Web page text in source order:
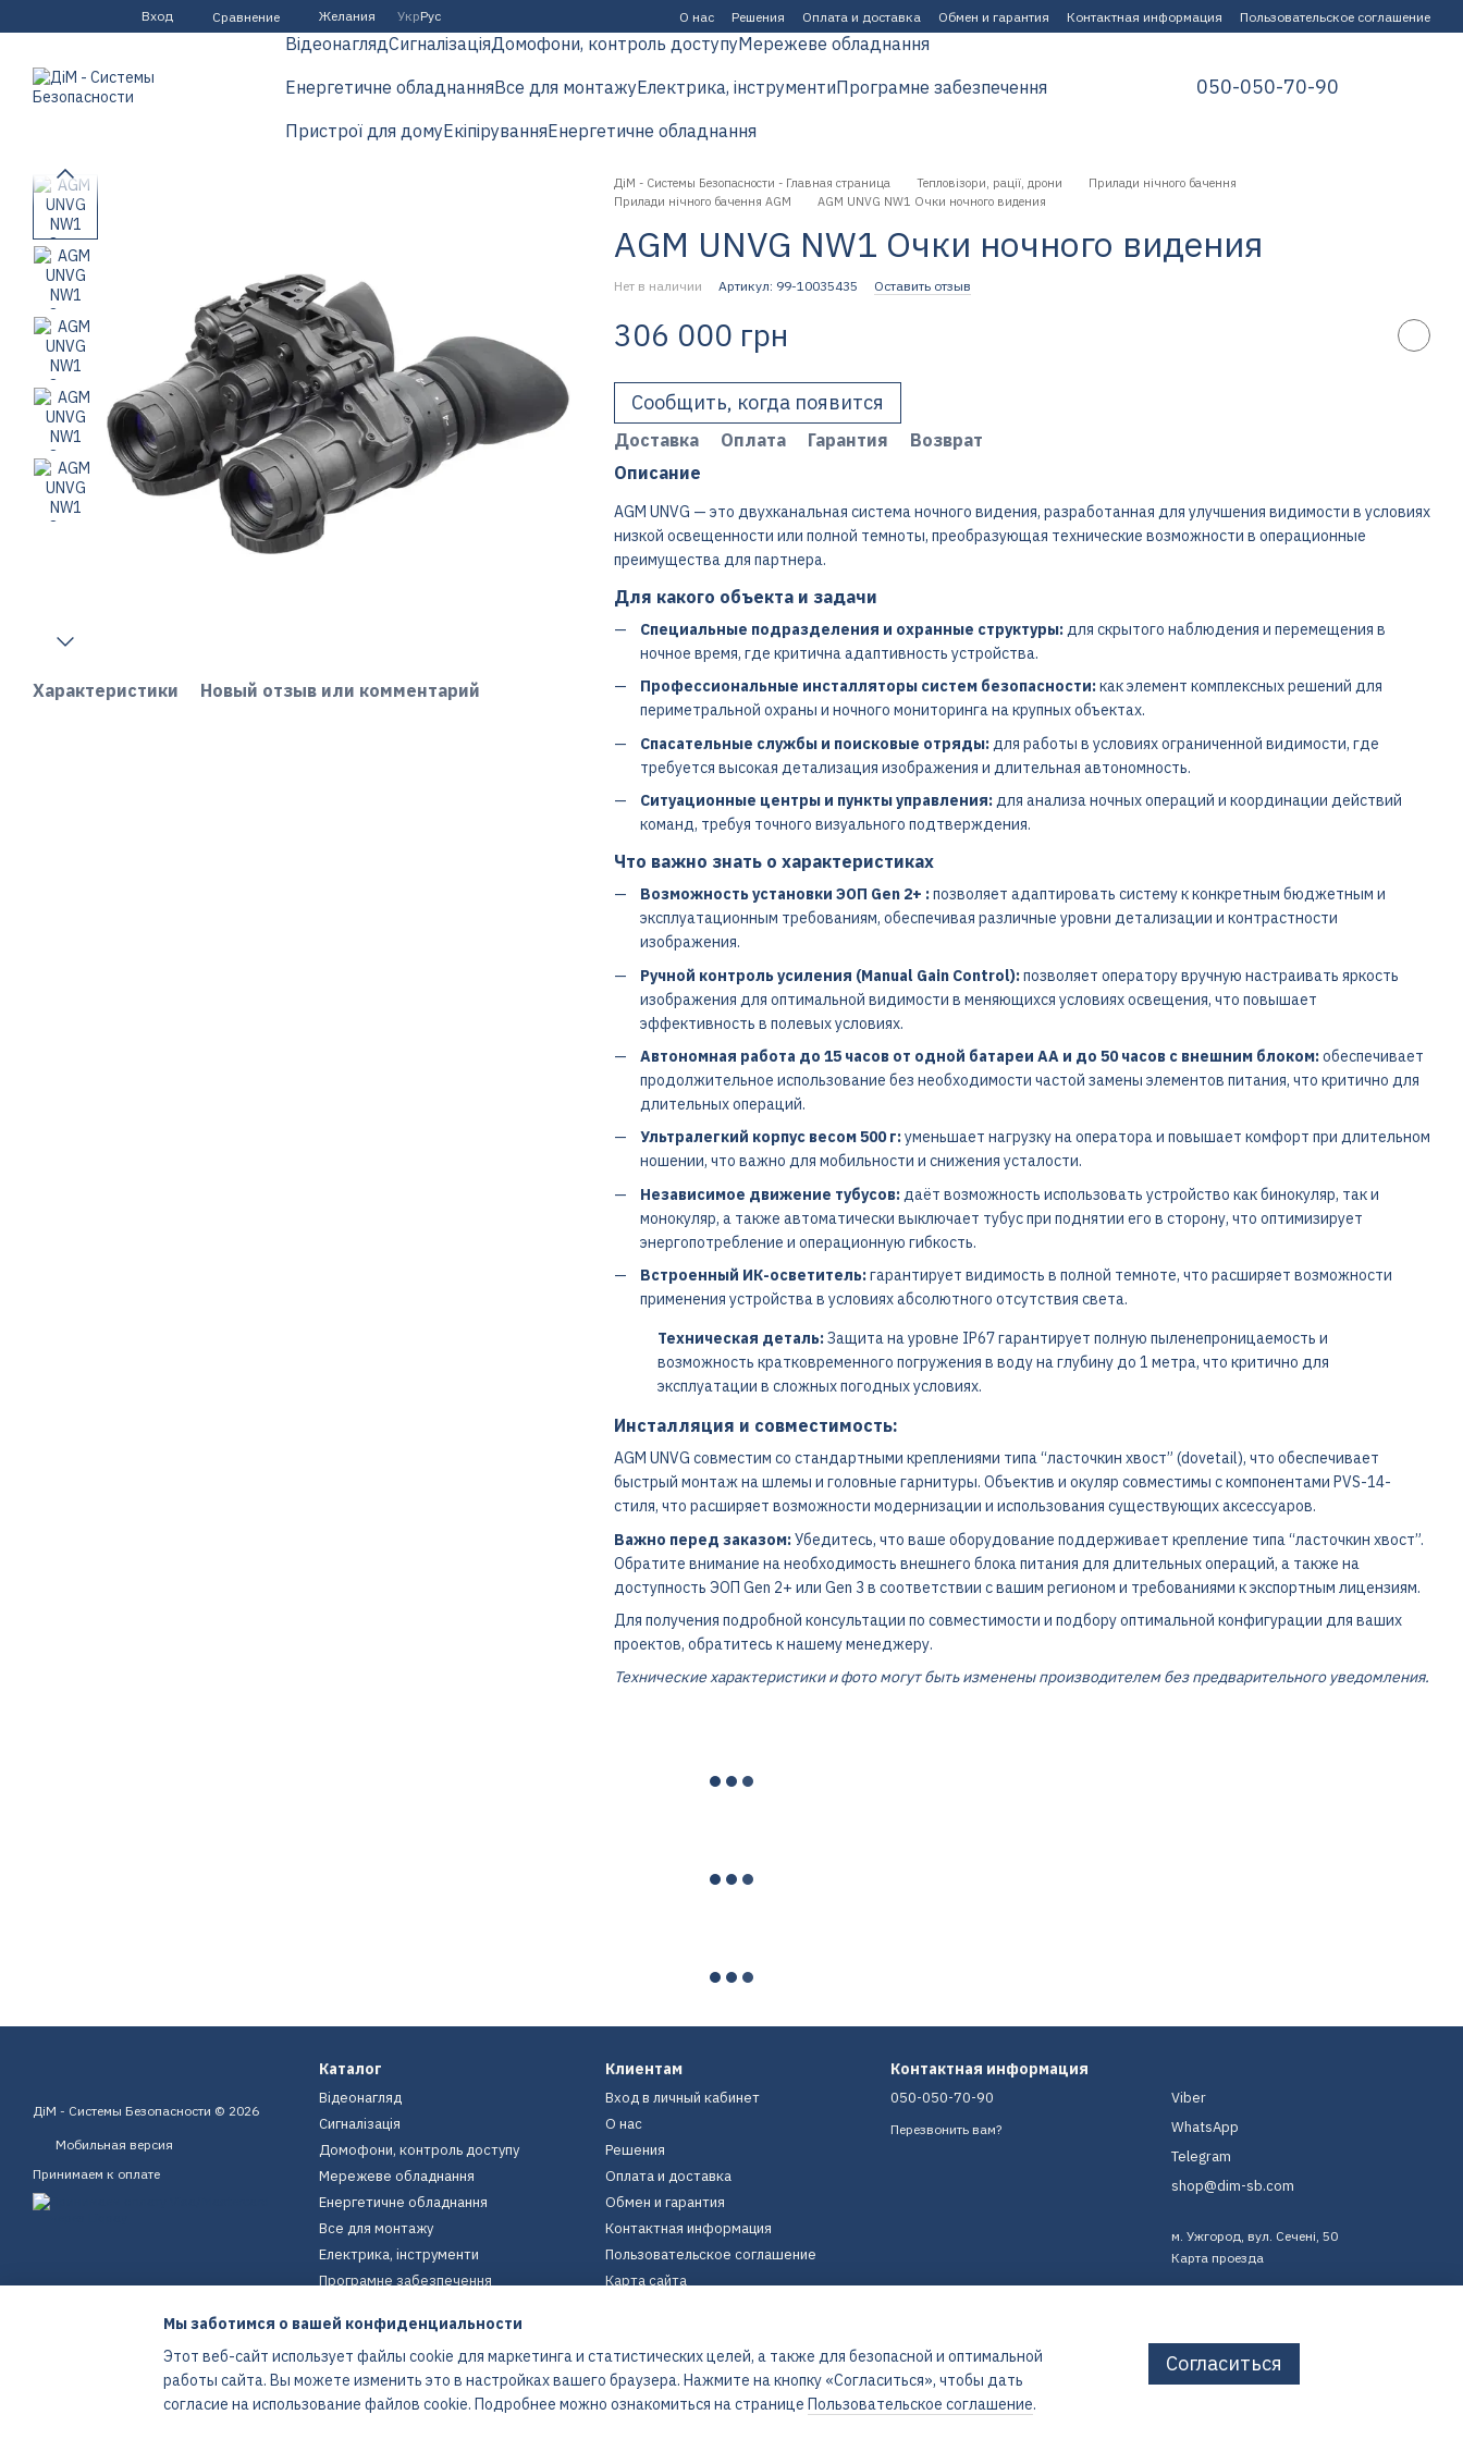
Перейти к основному контенту
Вход Сравнение Желания УкрРус О нас Решения Оплата и доставка Обмен и гарантия Контактная информация Пользовательское соглашение
ВідеонаглядСигналізаціяДомофони, контроль доступуМережеве обладнання
Енергетичне обладнанняВсе для монтажуЕлектрика, інструментиПрограмне забезпечення
Пристрої для домуЕкіпіруванняЕнергетичне обладнання
050-050-70-90
Характеристики Новый отзыв или комментарий
ДіМ - Системы Безопасности - Главная страница Тепловізори, рації, дрони
Прилади нічного бачення
Прилади нічного бачення AGM
AGM UNVG NW1 Очки ночного видения
AGM UNVG NW1 Очки ночного видения
Нет в наличии Артикул: 99-10035435 Оставить отзыв
306 000 грн
Сообщить, когда появится
Доставка Оплата Гарантия
Возврат
Описание
AGM UNVG — это двухканальная система ночного видения, разработанная для улучшения видимости в условиях
низкой освещенности или полной темноты, преобразующая технические возможности в операционные
преимущества для партнера.
Для какого объекта и задачи
Специальные подразделения и охранные структуры:для скрытого наблюдения и перемещения в
ночное время, где критична адаптивность устройства.
Профессиональные инсталляторы систем безопасности:как элемент комплексных решений для
периметральной охраны и ночного мониторинга на крупных объектах.
Спасательные службы и поисковые отряды:для работы в условиях ограниченной видимости, где
требуется высокая детализация изображения и длительная автономность.
Ситуационные центры и пункты управления:для анализа ночных операций и координации действий
команд, требуя точного визуального подтверждения.
Что важно знать о характеристиках
Возможность установки ЭОП Gen 2+ :позволяет адаптировать систему к конкретным бюджетным и
эксплуатационным требованиям, обеспечивая различные уровни детализации и контрастности
изображения.
Ручной контроль усиления (Manual Gain Control):позволяет оператору вручную настраивать яркость
изображения для оптимальной видимости в меняющихся условиях освещения, что повышает
эффективность в полевых условиях.
Автономная работа до 15 часов от одной батареи AA и до 50 часов с внешним блоком:обеспечивает
продолжительное использование без необходимости частой замены элементов питания, что критично для
длительных операций.
Ультралегкий корпус весом 500 г:уменьшает нагрузку на оператора и повышает комфорт при длительном
ношении, что важно для мобильности и снижения усталости.
Независимое движение тубусов:даёт возможность использовать устройство как бинокуляр, так и
монокуляр, а также автоматически выключает тубус при поднятии его в сторону, что оптимизирует
энергопотребление и операционную гибкость.
Встроенный ИК-осветитель:гарантирует видимость в полной темноте, что расширяет возможности
применения устройства в условиях абсолютного отсутствия света.
Техническая деталь:Защита на уровне IP67 гарантирует полную пыленепроницаемость и
возможность кратковременного погружения в воду на глубину до 1 метра, что критично для
эксплуатации в сложных погодных условиях.
Инсталляция и совместимость:
AGM UNVG совместим со стандартными креплениями типа “ласточкин хвост” (dovetail), что обеспечивает
быстрый монтаж на шлемы и головные гарнитуры. Объектив и окуляр совместимы с компонентами PVS-14-
стиля, что расширяет возможности модернизации и использования существующих аксессуаров.
Важно перед заказом:Убедитесь, что ваше оборудование поддерживает крепление типа “ласточкин хвост”.
Обратите внимание на необходимость внешнего блока питания для длительных операций, а также на
доступность ЭОП Gen 2+ или Gen 3 в соответствии с вашим регионом и требованиями к экспортным лицензиям.
Для получения подробной консультации по совместимости и подбору оптимальной конфигурации для ваших
проектов, обратитесь к нашему менеджеру.
Технические характеристики и фото могут быть изменены производителем без предварительного уведомления.
ДіМ - Системы Безопасности © 2026
Мобильная версия
Принимаем к оплате
Интернет-магазин создан с Хорошоп
Каталог
Відеонагляд
Сигналізація
Домофони, контроль доступу
Мережеве обладнання
Енергетичне обладнання
Все для монтажу
Електрика, інструменти
Програмне забезпечення
Екіпірування
Енергетичне обладнання
Клиентам
Вход в личный кабинет
О нас
Решения
Оплата и доставка
Обмен и гарантия
Контактная информация
Пользовательское соглашение
Карта сайта
Контактная информация
050-050-70-90
Перезвонить вам?
Viber
WhatsApp
Telegram
shop@dim-sb.com
м. Ужгород, вул. Сечені, 50
Карта проезда
Мы заботимся о вашей конфиденциальности
Этот веб-сайт использует файлы cookie для маркетинга и статистических целей, а также для безопасной и оптимальной
работы сайта. Вы можете изменить это в настройках вашего браузера. Нажмите на кнопку «Согласиться», чтобы дать
согласие на использование файлов cookie. Подробнее можно ознакомиться на странице Пользовательское соглашение.
Согласиться